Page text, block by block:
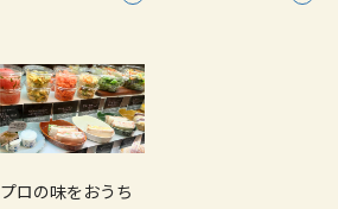
プロの味をおうち